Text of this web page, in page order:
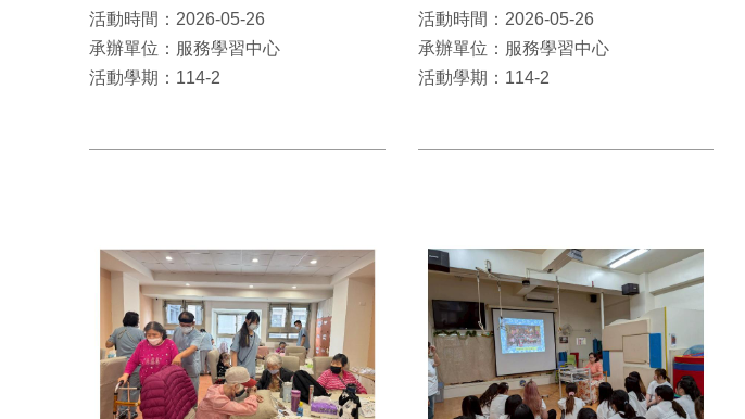
活動時間：2026-05-26
承辦單位：服務學習中心
活動學期：114-2
活動時間：2026-05-26
承辦單位：服務學習中心
活動學期：114-2